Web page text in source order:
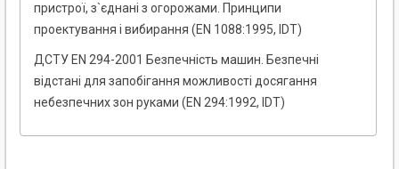
пристрої, з`єднані з огорожами. Принципи
проектування і вибирання (EN 1088:1995, IDT)
ДСТУ EN 294-2001 Безпечність машин. Безпечні
відстані для запобігання можливості досягання
небезпечних зон руками (EN 294:1992, IDT)